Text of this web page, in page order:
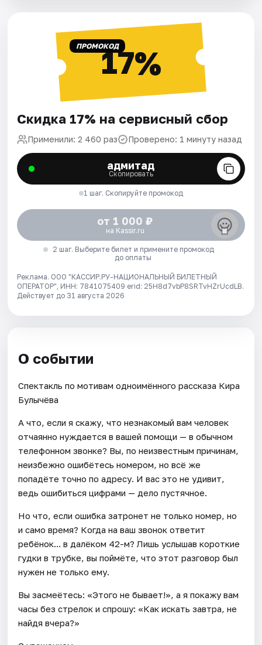
ПРОМОКОД17%
Скидка 17% на сервисный сбор
Применили: 2 460 раз Проверено: 1 минуту назад
адмитад
Скопировать
1 шаг. Скопируйте промокод
от 1 000 ₽
на Kassir.ru
2 шаг. Выберите билет и примените промокод
до оплаты
Реклама. ООО "КАССИР.РУ-НАЦИОНАЛЬНЫЙ БИЛЕТНЫЙ
ОПЕРАТОР", ИНН: 7841075409 erid: 25H8d7vbP8SRTvHZrUcdLB.
Действует до 31 августа 2026
О событии
Спектакль по мотивам одноимённого рассказа Кира
Булычёва
А что, если я скажу, что незнакомый вам человек
отчаянно нуждается в вашей помощи — в обычном
телефонном звонке? Вы, по неизвестным причинам,
неизбежно ошибётесь номером, но всё же
попадёте точно по адресу. И вас это не удивит,
ведь ошибиться цифрами — дело пустячное.
Но что, если ошибка затронет не только номер, но
и само время? Когда на ваш звонок ответит
ребёнок... в далёком 42-м? Лишь услышав короткие
гудки в трубке, вы поймёте, что этот разговор был
нужен не только ему.
Вы засмеётесь: «Этого не бывает!», а я покажу вам
часы без стрелок и спрошу: «Как искать завтра, не
найдя вчера?»